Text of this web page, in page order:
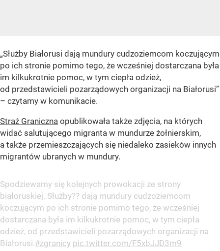
„Służby Białorusi dają mundury cudzoziemcom koczującym
po ich stronie pomimo tego, że wcześniej dostarczana była
im kilkukrotnie pomoc, w tym ciepła odzież,
od przedstawicieli pozarządowych organizacji na Białorusi”
– czytamy w komunikacie.
Straż Graniczna opublikowała także zdjęcia, na których
widać salutującego migranta w mundurze żołnierskim,
a także przemieszczających się niedaleko zasieków innych
migrantów ubranych w mundury.
Spodziewamy się kolejnych prowokacji ze strony
białoruskiej. Służby?? dają mundury cudzoziemcom
koczującym po ich stronie pomimo tego, że wcześniej
dostarczana była im kilkukrotnie pomoc, w tym ciepła
odzież, od przedstawicieli pozarządowych organizacji na
Białorusi.#zgranicy pic.twitter.com/F5xbJJD3m9